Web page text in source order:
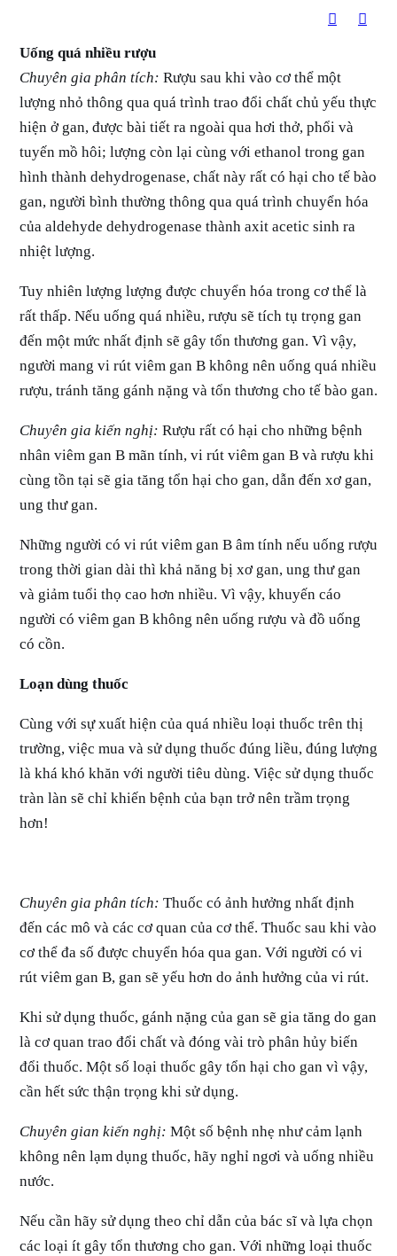
Uống quá nhiều rượu
Chuyên gia phân tích: Rượu sau khi vào cơ thể một
lượng nhỏ thông qua quá trình trao đổi chất chủ yếu thực
hiện ở gan, được bài tiết ra ngoài qua hơi thở, phổi và
tuyến mồ hôi; lượng còn lại cùng với ethanol trong gan
hình thành dehydrogenase, chất này rất có hại cho tế bào
gan, người bình thường thông qua quá trình chuyển hóa
của aldehyde dehydrogenase thành axit acetic sinh ra
nhiệt lượng.
Tuy nhiên lượng lượng được chuyển hóa trong cơ thể là
rất thấp. Nếu uống quá nhiều, rượu sẽ tích tụ trọng gan
đến một mức nhất định sẽ gây tổn thương gan. Vì vậy,
người mang vi rút viêm gan B không nên uống quá nhiều
rượu, tránh tăng gánh nặng và tổn thương cho tế bào gan.
Chuyên gia kiến nghị: Rượu rất có hại cho những bệnh
nhân viêm gan B mãn tính, vi rút viêm gan B và rượu khi
cùng tồn tại sẽ gia tăng tổn hại cho gan, dẫn đến xơ gan,
ung thư gan.
Những người có vi rút viêm gan B âm tính nếu uống rượu
trong thời gian dài thì khả năng bị xơ gan, ung thư gan
và giảm tuổi thọ cao hơn nhiều. Vì vậy, khuyến cáo
người có viêm gan B không nên uống rượu và đồ uống
có cồn.
Loạn dùng thuốc
Cùng với sự xuất hiện của quá nhiều loại thuốc trên thị
trường, việc mua và sử dụng thuốc đúng liều, đúng lượng
là khá khó khăn với người tiêu dùng. Việc sử dụng thuốc
tràn làn sẽ chỉ khiến bệnh của bạn trở nên trầm trọng
hơn!
Chuyên gia phân tích: Thuốc có ảnh hưởng nhất định
đến các mô và các cơ quan của cơ thể. Thuốc sau khi vào
cơ thể đa số được chuyển hóa qua gan. Với người có vi
rút viêm gan B, gan sẽ yếu hơn do ảnh hưởng của vi rút.
Khi sử dụng thuốc, gánh nặng của gan sẽ gia tăng do gan
là cơ quan trao đổi chất và đóng vài trò phân hủy biến
đổi thuốc. Một số loại thuốc gây tổn hại cho gan vì vậy,
cần hết sức thận trọng khi sử dụng.
Chuyên gian kiến nghị: Một số bệnh nhẹ như cảm lạnh
không nên lạm dụng thuốc, hãy nghỉ ngơi và uống nhiều
nước.
Nếu cần hãy sử dụng theo chỉ dẫn của bác sĩ và lựa chọn
các loại ít gây tổn thương cho gan. Với những loại thuốc